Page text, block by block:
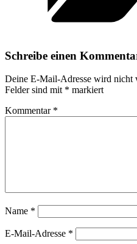
Schreibe einen
Deine E-Mail-Adresse wird nicht
Felder sind mit * markiert
Kommentar *
Name *
E-Mail-Adresse *